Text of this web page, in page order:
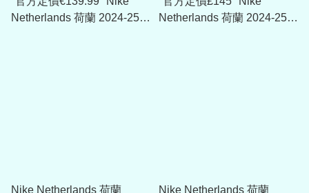
Netherlands 荷蘭 2024-25
Netherlands 荷蘭 2024-25
Nike Netherlands 荷蘭
Nike Netherlands 荷蘭